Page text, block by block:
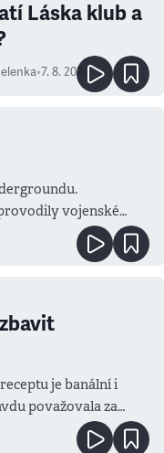
Láska klub a
•7. 8. 2026
vojenské
je banální i
považovala za